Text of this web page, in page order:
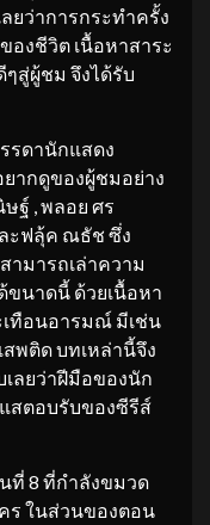
ยว่าการกระทำครั้ง
งชีวิต เนื้อหาสาระ
สู่ผู้ชม จึงได้รับ
รดานักแสดง
ากดูของผู้ชมอย่าง
ฐ์ , พลอย ศร
ะฟลุ้ค ณธัช ซึ่ง
ามารถเล่าความ
ขนาดนี้ ด้วยเนื้อหา
ทือนอารมณ์ มีเช่น
พติด บทเหล่านี้จึง
ลยว่าฝีมือของนัก
สตอบรับของซีรีส์
ที่ 8 ที่กำลังขมวด
ร ในส่วนของตอน